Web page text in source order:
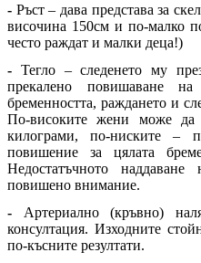
- Ръст – дава представа за
височина 150см и по-малко
често раждат и малки деца!)
- Тегло – следенето му
прекалено повишаване на
бременността, раждането и
По-високите жени може да
килограми, по-ниските –
повишение за цялата
Недостатъчното
повишено внимание.
- Артериално (кръвно)
консултация. Изходните
по-късните резултати.